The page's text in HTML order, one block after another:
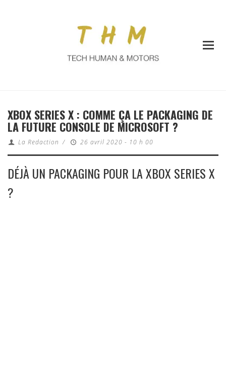
XBOX SERIES X : COMME ÇA LE PACKAGING DE
LA FUTURE CONSOLE DE MICROSOFT ?
La Redaction / 26 avril 2020 - 10 h 00
DÉJÀ UN PACKAGING POUR LA XBOX SERIES X
?